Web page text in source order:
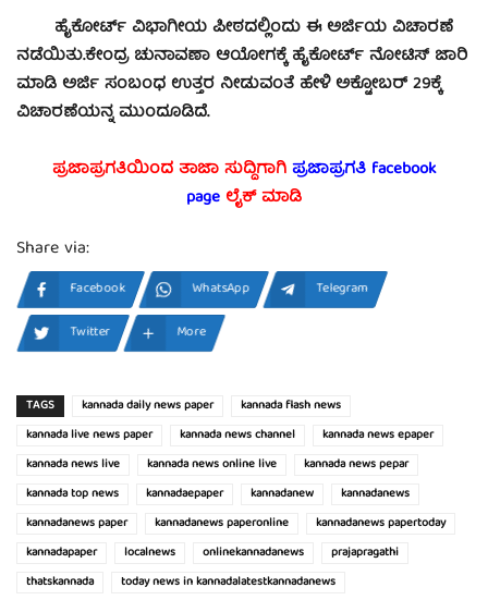
ಹೈಕೋರ್ಟ್ ವಿಭಾಗೀಯ ಪೀಠದಲ್ಲಿಂದು ಈ ಅರ್ಜಿಯ ವಿಚಾರಣೆ
ನಡೆಯಿತು.ಕೇಂದ್ರ ಚುನಾವಣಾ ಆಯೋಗಕ್ಕೆ ಹೈಕೋರ್ಟ್ ನೋಟಿಸ್ ಜಾರಿ
ಮಾಡಿ ಅರ್ಜಿ ಸಂಬಂಧ ಉತ್ತರ ನೀಡುವಂತೆ ಹೇಳಿ ಅಕ್ಟೋಬರ್ 29ಕ್ಕೆ
ವಿಚಾರಣೆಯನ್ನ ಮುಂದೂಡಿದೆ.
ಪ್ರಜಾಪ್ರಗತಿಯಿಂದ ತಾಜಾ ಸುದ್ದಿಗಾಗಿಪ್ರಜಾಪ್ರಗತಿ facebook
page ಲೈಕ್ ಮಾಡಿ
Share via:
Facebook WhatsApp
Telegram
Twitter
More
TAGS kannada daily news paper
kannada flash news
kannada live news paper
kannada news channel
kannada news epaper
kannada news live
kannada news online live
kannada news pepar
kannada top news
kannadaepaper kannadanew
kannadanews
kannadanews paper
kannadanews paperonline
kannadanews papertoday
kannadapaper
localnews onlinekannadanews
prajapragathi
thatskannada
today news in kannadalatestkannadanews